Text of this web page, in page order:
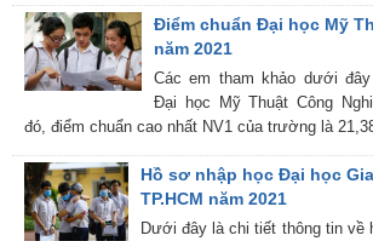
Điểm chuẩn Đại học Mỹ
năm 2021
Các em tham khảo dưới
Đại học Mỹ Thuật Công
đó, điểm chuẩn cao nhất NV1 của trường là
Hồ sơ nhập học Đại học
TP.HCM năm 2021
Dưới đây là chi tiết thông tin về